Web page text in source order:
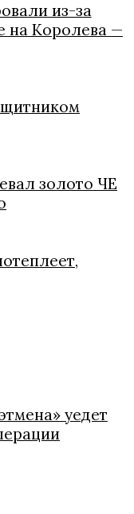
из-за
на Королева —
золото ЧЕ
уедет